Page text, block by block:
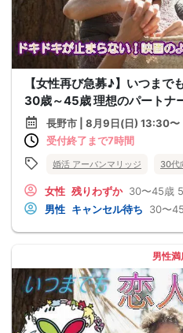
【女性再び急募♪】いつまで
30歳～45歳 理想のパートナ
長野市 | 8月9日(日) 13:30〜
受付終了まで7時間
婚活 アーバンマリッジ 30代
女性 残りわずか 30〜45歳
男性 キャンセル待ち 30〜
男性満